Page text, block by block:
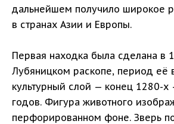
дальнейшем получило широкое
в странах Азии и Европы.
Первая находка была сделана в
Лубяницком раскопе, период её
культурный слой — конец 1280-х
годов. Фигура животного
перфорированном фоне. Зверь